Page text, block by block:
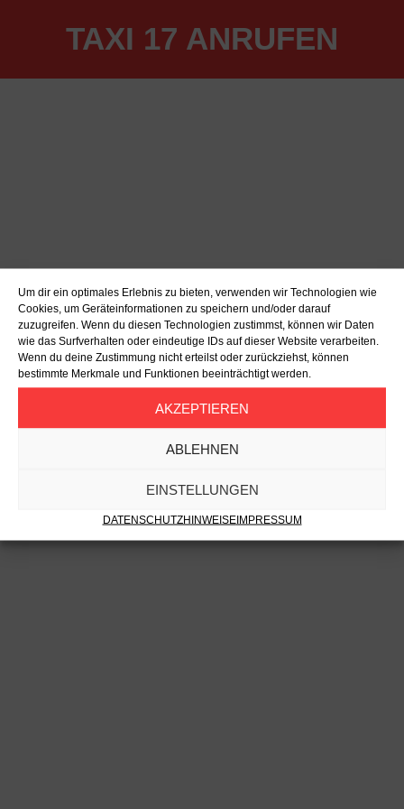
Um dir ein optimales Erlebnis zu bieten, verwenden wir Technologien wie
Cookies, um Geräteinformationen zu speichern und/oder darauf
zuzugreifen. Wenn du diesen Technologien zustimmst, können wir Daten
wie das Surfverhalten oder eindeutige IDs auf dieser Website verarbeiten.
Wenn du deine Zustimmung nicht erteilst oder zurückziehst, können
bestimmte Merkmale und Funktionen beeinträchtigt werden.
AKZEPTIEREN
ABLEHNEN
EINSTELLUNGEN
DATENSCHUTZHINWEISEIMPRESSUM
TAXI 17 ANRUFEN